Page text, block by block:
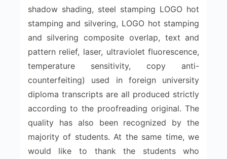
shadow shading, steel stamping LOGO hot
stamping and silvering, LOGO hot stamping
and silvering composite overlap, text and
pattern relief, laser, ultraviolet fluorescence,
temperature sensitivity, copy anti-
counterfeiting) used in foreign university
diploma transcripts are all produced strictly
according to the proofreading original. The
quality has also been recognized by the
majority of students. At the same time, we
would like to thank the students who